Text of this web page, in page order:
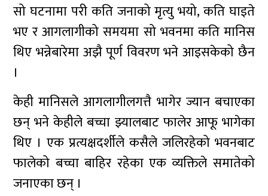
सो घटनामा परी कति जनाको मृत्यु भयो, कति घाइते
भए र आगलागीको समयमा सो भवनमा कति मानिस
थिए भन्नेबारेमा अझै पूर्ण विवरण भने आइसकेको छैन
।
केही मानिसले आगलागीलगत्तै भागेर ज्यान बचाएका
छन् भने केहीले बच्चा झ्यालबाट फालेर आफू भागेका
थिए । एक प्रत्यक्षदर्शीले कसैले जलिरहेको भवनबाट
फालेको बच्चा बाहिर रहेका एक व्यक्तिले समातेको
जनाएका छन् ।